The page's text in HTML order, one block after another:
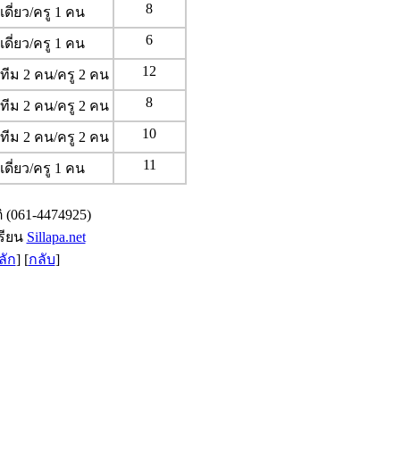
เดี่ยว/ครู 1 คน 8
เดี่ยว/ครู 1 คน 6
ทีม 2 คน/ครู 2 คน 12
ทีม 2 คน/ครู 2 คน 8
ทีม 2 คน/ครู 2 คน 10
เดี่ยว/ครู 1 คน 11
4474925)
ยน Sillapa.net
ก] [กลับ]